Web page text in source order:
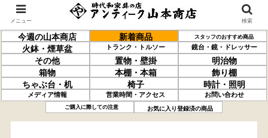
今週の山本商店 新着商品 スタッフのおすすめ商品
火鉢・煙草盆 トランク・トルソー 鏡台・鏡・ドレッサー
その他 置物・壁掛
明治物
箱物
本棚・本箱
飾り棚
ちゃぶ台・机
椅子 時計・照明
メディア情報 営業時間・アクセス お問い合わせ
ご購入に際しての注意 お気に入り登録済の商品
松本民芸家具桜材角テーブル
メニュー 検索